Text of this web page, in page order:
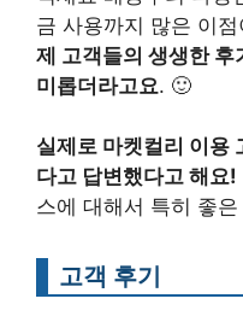
금 사용까지 많은 이
제 고객들의 생생한
미롭더라고요. 🙂
실제로 마켓컬리 이용
다고 답변했다고 해요!
스에 대해서 특히 좋
고객 후기